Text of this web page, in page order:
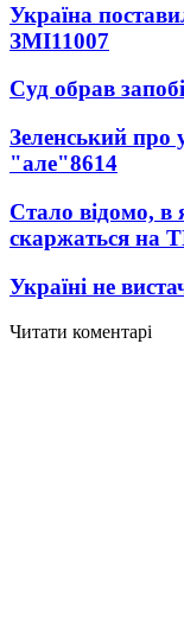
Україна
ЗМІ11007
Суд обрав
Зеленський про
"але"8614
Стало відомо, в
скаржаться на
Україні не
Читати коментарі